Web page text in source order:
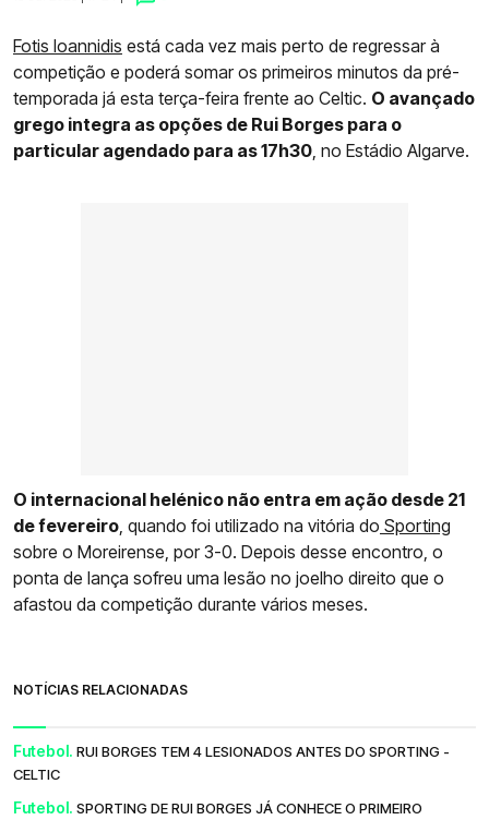
Fotis Ioannidis está cada vez mais perto de regressar à
competição e poderá somar os primeiros minutos da pré-
temporada já esta terça-feira frente ao Celtic. O avançado
grego integra as opções de Rui Borges para o
particular agendado para as 17h30 , no Estádio Algarve.
O internacional helénico não entra em ação desde 21
de fevereiro , quando foi utilizado na vitória do Sporting
sobre o Moreirense, por 3-0. Depois desse encontro, o
ponta de lança sofreu uma lesão no joelho direito que o
afastou da competição durante vários meses.
NOTÍCIAS RELACIONADAS
Futebol. RUI BORGES TEM 4 LESIONADOS ANTES DO SPORTING -
CELTIC
Futebol. SPORTING DE RUI BORGES JÁ CONHECE O PRIMEIRO